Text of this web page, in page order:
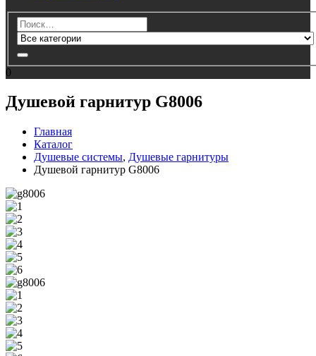
0
Душевой гарнитур G8006
Главная
Каталог
Душевые системы, Душевые гарнитуры
Душевой гарнитур G8006